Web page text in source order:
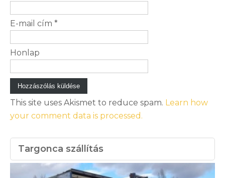
E-mail cím *
Honlap
This site uses Akismet to reduce spam. Learn how
your comment data is processed.
Targonca szállítás